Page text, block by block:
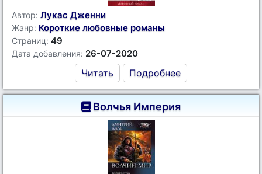
Автор: Лукас Дженни
Жанр: Короткие любовные романы
Страниц: 49
Дата добавления: 26-07-2020
Читать Подробнее
Волчья Империя